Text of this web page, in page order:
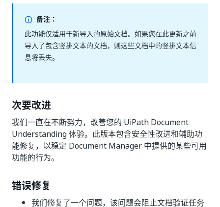
备注：
此功能仅适用于新导入的原始文档。如果您在此更新之前
导入了包含竖排文本的文档，则这些文档中的竖排文本信
息将丢失。
次要改进
我们一直在不断努力，改善您的 UiPath Document
Understanding 体验。此版本包含安全性改进和辅助功
能修复，以稳定 Document Manager 中提供的某些可用
功能的行为。
错误修复
我们修复了一个问题，该问题会阻止文档验证任务